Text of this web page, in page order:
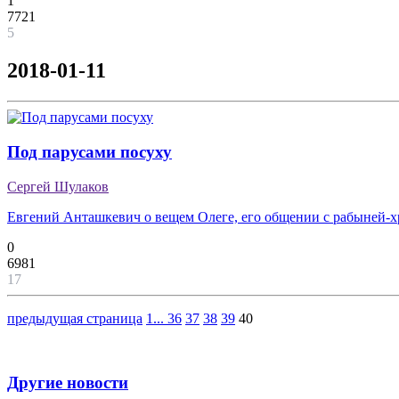
7721
5
2018-01-11
Под парусами посуху
Сергей Шулаков
Евгений Анташкевич о вещем Олеге, его общении с рабыней-
0
6981
17
предыдущая страница 1 ... 36 37 38 39 40
Другие новости